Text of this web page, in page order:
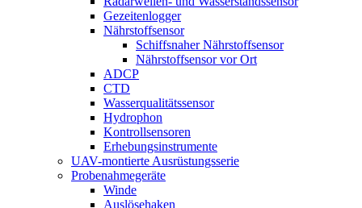
Gezeitenlogger
Nährstoffsensor
Schiffsnaher Nährstoffsensor
Nährstoffsensor vor Ort
ADCP
CTD
Wasserqualitätssensor
Hydrophon
Kontrollsensoren
Erhebungsinstrumente
UAV-montierte Ausrüstungsserie
Probenahmegeräte
Winde
Auslösehaken